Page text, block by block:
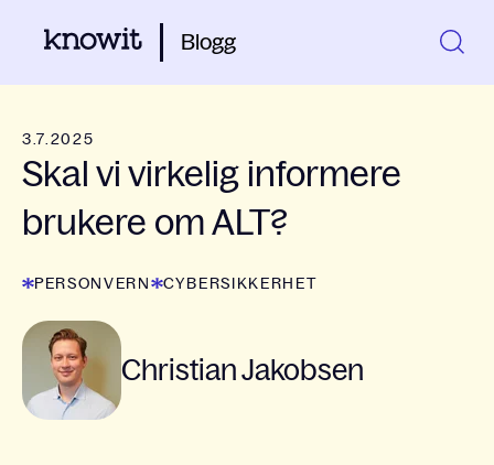
Blogg
3.7.2025
Skal vi virkelig informere
brukere om ALT?
PERSONVERN CYBERSIKKERHET
Christian Jakobsen